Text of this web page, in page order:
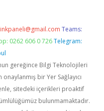
Teams:
0262 606 0 726 Telegram:
gereğince Bilgi Teknolojileri
bir Yer Sağlayıcı
sitedeki içerikleri proaktif
bulunmamaktadır.